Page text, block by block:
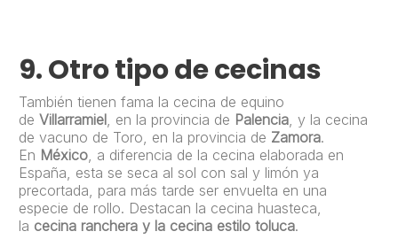
9.Otro tipo de cecinas
También tienen fama la cecina de equino
de Villarramiel , en la provincia de Palencia , y la cecina
de vacuno de Toro, en la provincia de Zamora.
En México , a diferencia de la cecina elaborada en
España, esta se seca al sol con sal y limón ya
precortada, para más tarde ser envuelta en una
especie de rollo. Destacan la cecina huasteca,
la cecina ranchera y la cecina estilo toluca.